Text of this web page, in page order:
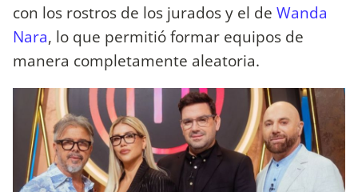
con los rostros de los jurados y el de Wanda
Nara, lo que permitió formar equipos de
manera completamente aleatoria.